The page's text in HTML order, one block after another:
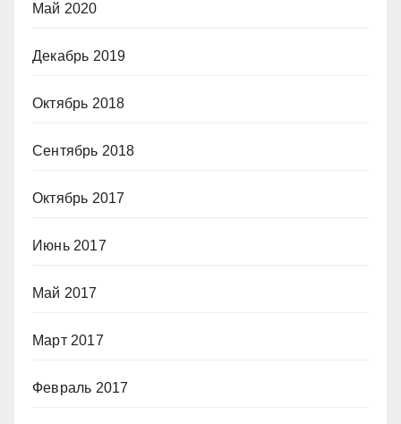
Май 2020
Декабрь 2019
Октябрь 2018
Сентябрь 2018
Октябрь 2017
Июнь 2017
Май 2017
Март 2017
Февраль 2017